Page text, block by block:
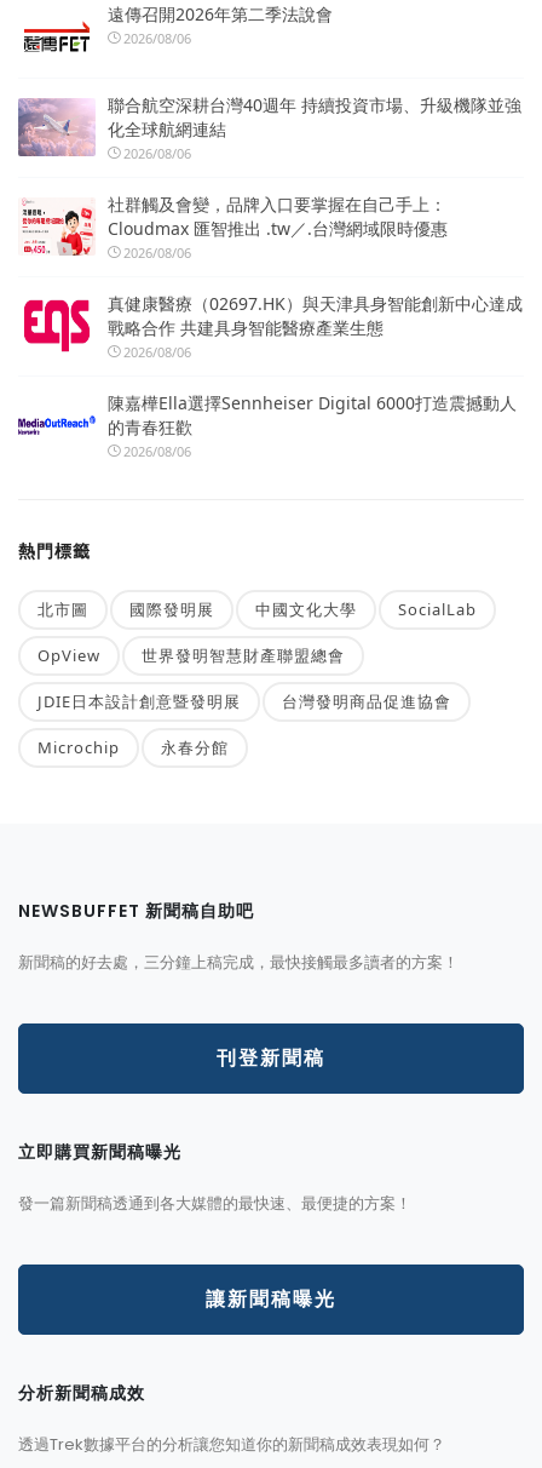
遠傳召開2026年第二季法說會
2026/08/06
聯合航空深耕台灣40週年 持續投資市場、升級機隊並強
化全球航網連結
2026/08/06
社群觸及會變，品牌入口要掌握在自己手上：
Cloudmax 匯智推出 .tw／.台灣網域限時優惠
2026/08/06
真健康醫療（02697.HK）與天津具身智能創新中心達成
戰略合作 共建具身智能醫療產業生態
2026/08/06
陳嘉樺Ella選擇Sennheiser Digital 6000打造震撼動人
的青春狂歡
2026/08/06
熱門標籤
北市圖 國際發明展 中國文化大學 SocialLab
OpView 世界發明智慧財產聯盟總會
JDIE日本設計創意暨發明展 台灣發明商品促進協會
Microchip 永春分館
NEWSBUFFET 新聞稿自助吧
新聞稿的好去處，三分鐘上稿完成，最快接觸最多讀者的方案！
刊登新聞稿
立即購買新聞稿曝光
發一篇新聞稿透通到各大媒體的最快速、最便捷的方案！
讓新聞稿曝光
分析新聞稿成效
透過Trek數據平台的分析讓您知道你的新聞稿成效表現如何？